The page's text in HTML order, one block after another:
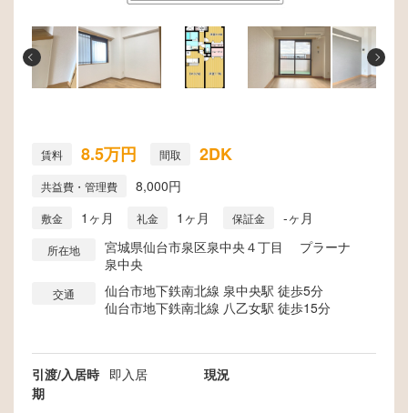
賃料 8.5万円 間取 2DK
共益費・管理費 8,000円
敷金 1ヶ月 礼金 1ヶ月 保証金 -ヶ月
所在地
宮城県仙台市泉区泉中央４丁目 プラーナ
泉中央
交通
仙台市地下鉄南北線 泉中央駅 徒歩5分
仙台市地下鉄南北線 八乙女駅 徒歩15分
引渡/入居時
期
即入居 現況